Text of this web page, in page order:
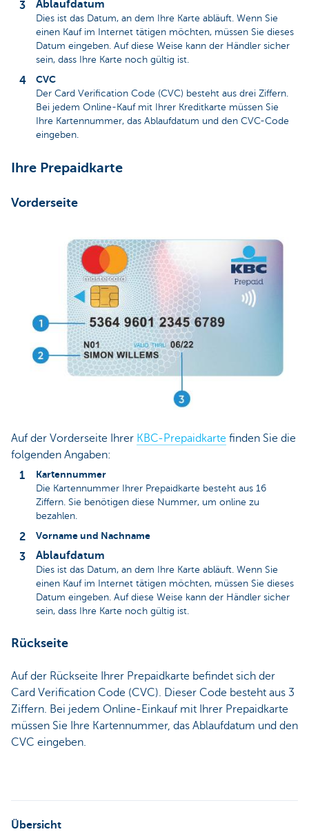
Ablaufdatum
Dies ist das Datum, an dem Ihre Karte abläuft. Wenn Sie
einen Kauf im Internet tätigen möchten, müssen Sie dieses
Datum eingeben. Auf diese Weise kann der Händler sicher
sein, dass Ihre Karte noch gültig ist.
CVC
Der Card Verification Code (CVC) besteht aus drei Ziffern.
Bei jedem Online-Kauf mit Ihrer Kreditkarte müssen Sie
Ihre Kartennummer, das Ablaufdatum und den CVC-Code
eingeben.
Ihre Prepaidkarte
Vorderseite
Auf der Vorderseite Ihrer KBC-Prepaidkarte finden Sie die
folgenden Angaben:
Kartennummer
Die Kartennummer Ihrer Prepaidkarte besteht aus 16
Ziffern. Sie benötigen diese Nummer, um online zu
bezahlen.
Vorname und Nachname
Ablaufdatum
Dies ist das Datum, an dem Ihre Karte abläuft. Wenn Sie
einen Kauf im Internet tätigen möchten, müssen Sie dieses
Datum eingeben. Auf diese Weise kann der Händler sicher
sein, dass Ihre Karte noch gültig ist.
Rückseite
Auf der Rückseite Ihrer Prepaidkarte befindet sich der
Card Verification Code (CVC). Dieser Code besteht aus 3
Ziffern. Bei jedem Online-Einkauf mit Ihrer Prepaidkarte
müssen Sie Ihre Kartennummer, das Ablaufdatum und den
CVC eingeben.
Übersicht